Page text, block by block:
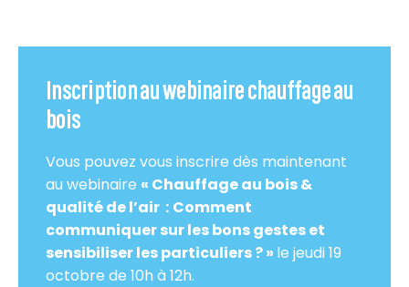
Inscription au webinaire chauffage au
bois
Vous pouvez vous inscrire dès maintenant
au webinaire « Chauffage au bois &
qualité de l’air : Comment
communiquer sur les bons gestes et
sensibiliser les particuliers ? » le jeudi 19
octobre de 10h à 12h.